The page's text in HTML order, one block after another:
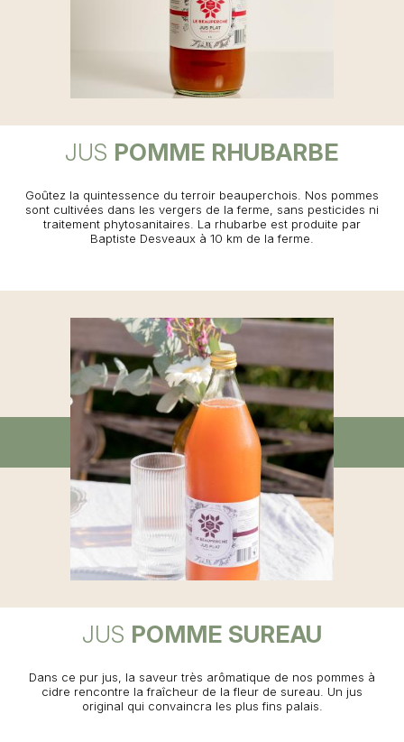
JUS POMME RHUBARBE
Goûtez la quintessence du terroir beauperchois. Nos pommes
sont cultivées dans les vergers de la ferme, sans pesticides ni
traitement phytosanitaires. La rhubarbe est produite par
Baptiste Desveaux à 10 km de la ferme.
JUS POMME SUREAU
Dans ce pur jus, la saveur très arômatique de nos pommes à
cidre rencontre la fraîcheur de la fleur de sureau. Un jus
original qui convaincra les plus fins palais.